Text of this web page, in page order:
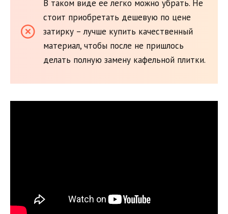
В таком виде ее легко можно убрать. Не
стоит приобретать дешевую по цене
затирку – лучше купить качественный
материал, чтобы после не пришлось
делать полную замену кафельной плитки.